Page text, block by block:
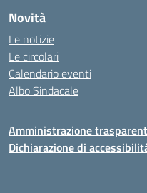
Novità
Le notizie
Le circolari
Calendario eventi
Albo Sindacale
Amministrazione
Dichiarazione di